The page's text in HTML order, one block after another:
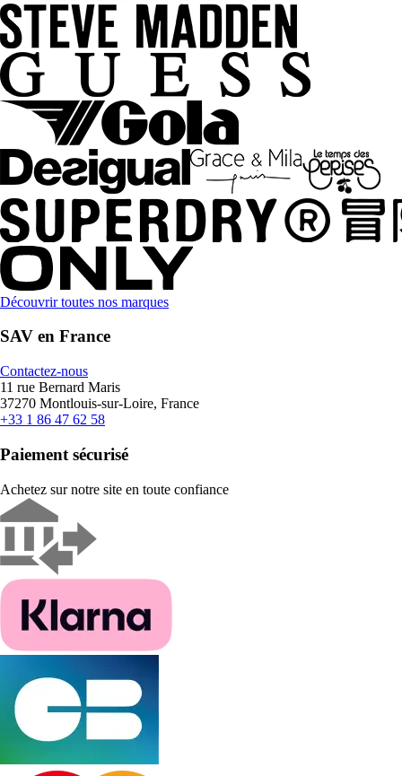
Découvrir toutes nos marques
SAV en France
Contactez-nous
11 rue Bernard Maris
37270 Montlouis-sur-Loire, France
+33 1 86 47 62 58
Paiement sécurisé
Achetez sur notre site en toute confiance